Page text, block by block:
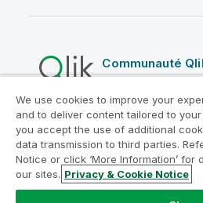
Communauté
Contrats juridiques
Conditions d'utilisation des
Legal Policies
Conditions
Conditions d'utilisation
Do Not Share My Info
We use cookies to improve your
and to deliver content tailored to your
you accept the use of additional
data transmission to third parties.
Notice or click ‘More Information’ for
our sites. Privacy & Cookie Notice